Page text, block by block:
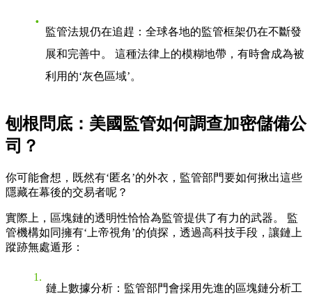
監管法規仍在追趕 ：全球各地的監管框架仍在不斷發
展和完善中。 這種法律上的模糊地帶，有時會成為被
利用的‘灰色區域’。
刨根問底：美國監管如何調查加密儲備公
司？
你可能會想，既然有‘匿名’的外衣，監管部門要如何揪出這些
隱藏在幕後的交易者呢？
實際上，區塊鏈的透明性恰恰為監管提供了有力的武器。 監
管機構如同擁有‘上帝視角’的偵探，透過高科技手段，讓鏈上
蹤跡無處遁形：
鏈上數據分析 ：監管部門會採用先進的區塊鏈分析工